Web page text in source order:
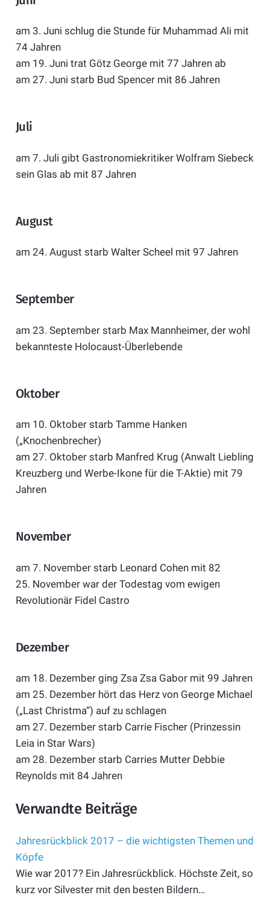
am 3. Juni schlug die Stunde für Muhammad Ali mit
74 Jahren
am 19. Juni trat Götz George mit 77 Jahren ab
am 27. Juni starb Bud Spencer mit 86 Jahren
Juli
am 7. Juli gibt Gastronomiekritiker Wolfram Siebeck
sein Glas ab mit 87 Jahren
August
am 24. August starb Walter Scheel mit 97 Jahren
September
am 23. September starb Max Mannheimer, der wohl
bekannteste Holocaust-Überlebende
Oktober
am 10. Oktober starb Tamme Hanken
(„Knochenbrecher)
am 27. Oktober starb Manfred Krug (Anwalt Liebling
Kreuzberg und Werbe-Ikone für die T-Aktie) mit 79
Jahren
November
am 7. November starb Leonard Cohen mit 82
25. November war der Todestag vom ewigen
Revolutionär Fidel Castro
Dezember
am 18. Dezember ging Zsa Zsa Gabor mit 99 Jahren
am 25. Dezember hört das Herz von George Michael
(„Last Christma“) auf zu schlagen
am 27. Dezember starb Carrie Fischer (Prinzessin
Leia in Star Wars)
am 28. Dezember starb Carries Mutter Debbie
Reynolds mit 84 Jahren
Verwandte Beiträge
Jahresrückblick 2017 – die wichtigsten Themen und
Köpfe
Wie war 2017? Ein Jahresrückblick. Höchste Zeit, so
kurz vor Silvester mit den besten Bildern…